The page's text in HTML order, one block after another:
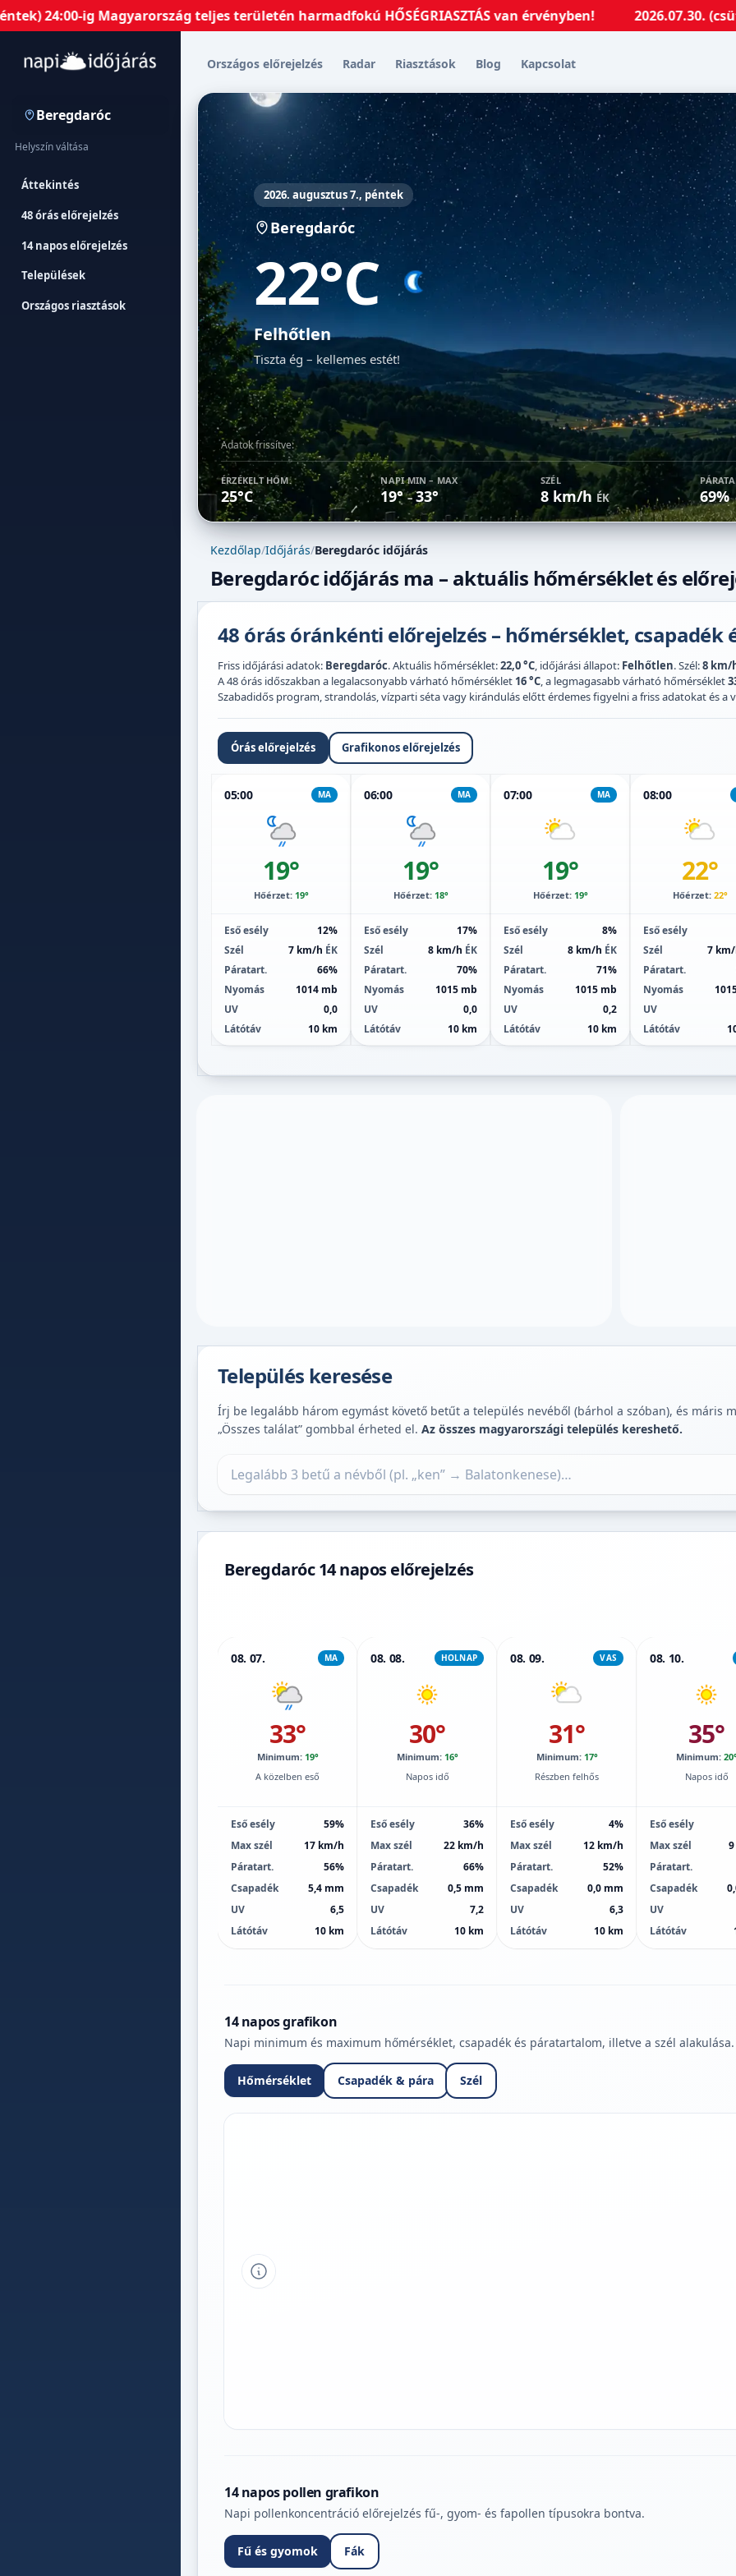
ig Magyarország teljes területén harmadfokú HŐSÉGRIASZTÁS van érvényben! 2026.07.30. (csütörtök)
Beregdaróc
Helyszín váltása
Áttekintés
48 órás előrejelzés
14 napos előrejelzés
Települések
Országos riasztások
Országos előrejelzés Radar Riasztások Blog Kapcsolat
2026. augusztus 7., péntek
Beregdaróc
22°C
Felhőtlen
Tiszta ég – kellemes estét!
Adatok frissítve:
ÉRZÉKELT HŐM.
25°C
NAPI MIN – MAX
19° –33°
SZÉL
8 km/hÉK 69%
Kezdőlap/Időjárás/Beregdaróc időjárás
Beregdaróc időjárás ma – aktuális hőmérséklet és
48 órás óránkénti előrejelzés – hőmérséklet, csapadék
Friss időjárási adatok: Beregdaróc. Aktuális hőmérséklet:22,0 °C, időjárási állapot: Felhőtlen. Szél:8 km/
A 48 órás időszakban a legalacsonyabb várható hőmérséklet 16 °C, a legmagasabb várható hőmérséklet
Szabadidős program, strandolás, vízparti séta vagy kirándulás előtt érdemes figyelni a friss adatokat és a
Órás előrejelzés Grafikonos előrejelzés
05:00 MA
19°
Hőérzet: 19°
Eső esély
12%
Szél
7 km/h ÉK
Páratart.
66%
Nyomás
1014 mb
UV
0,0
Látótáv
10 km
06:00 MA
19°
Hőérzet: 18°
Eső esély
17%
Szél
8 km/h ÉK
Páratart.
70%
Nyomás
1015 mb
UV
0,0
Látótáv
10 km
07:00 MA
19°
Hőérzet: 19°
Eső esély
8%
Szél
8 km/h ÉK
Páratart.
71%
Nyomás
1015 mb
UV
0,2
Látótáv
10 km
08:00
22°
Hőérzet: 22°
Eső esély
Szél
7
Páratart.
Nyomás
UV
Látótáv
Település keresése
Írj be legalább három egymást követő betűt a település nevéből (bárhol a szóban), és máris
„Összes találat” gombbal érheted el. Az összes magyarországi település kereshető.
Beregdaróc 14 napos előrejelzés
08. 07. MA
33°
Minimum: 19°
A közelben eső
Eső esély
59%
Max szél
17 km/h
Páratart.
56%
Csapadék
5,4 mm
UV
6,5
Látótáv
10 km
08. 08. HOLNAP
30°
Minimum: 16°
Napos idő
Eső esély
36%
Max szél
22 km/h
Páratart.
66%
Csapadék
0,5 mm
UV
7,2
Látótáv
10 km
08. 09. VAS
31°
Minimum: 17°
Részben felhős
Eső esély
4%
Max szél
12 km/h
Páratart.
52%
Csapadék
0,0 mm
UV
6,3
Látótáv
10 km
08. 10.
35°
Minimum:
Napos idő
Eső esély
Max szél
Páratart.
Csapadék
UV
Látótáv
14 napos grafikon
Napi minimum és maximum hőmérséklet, csapadék és páratartalom, illetve a szél alakulása.
Hőmérséklet Csapadék & pára Szél
Tipp a grafikon jelmagyarázatához
14 napos pollen grafikon
Napi pollenkoncentráció előrejelzés fű-, gyom- és fapollen típusokra bontva.
Fű és gyomok Fák